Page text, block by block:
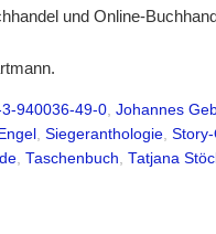
und Online-
3-940036-49-0, Johannes
, Siegeranthologie,
, Taschenbuch, Tatjana